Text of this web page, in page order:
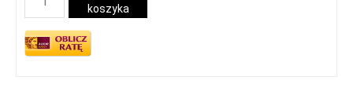
koszyka